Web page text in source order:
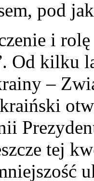
pod
i
Od kilku
–
tej